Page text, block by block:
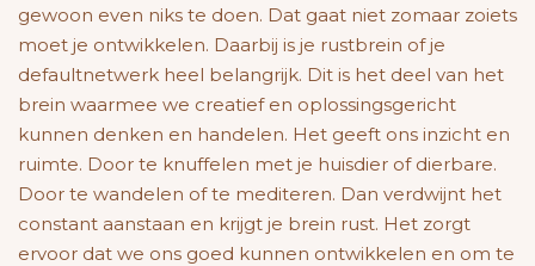
gewoon even niks te doen. Dat gaat niet zomaar zoiets
moet je ontwikkelen. Daarbij is je rustbrein of je
defaultnetwerk heel belangrijk. Dit is het deel van het
brein waarmee we creatief en oplossingsgericht
kunnen denken en handelen. Het geeft ons inzicht en
ruimte. Door te knuffelen met je huisdier of dierbare.
Door te wandelen of te mediteren. Dan verdwijnt het
constant aanstaan en krijgt je brein rust. Het zorgt
ervoor dat we ons goed kunnen ontwikkelen en om te